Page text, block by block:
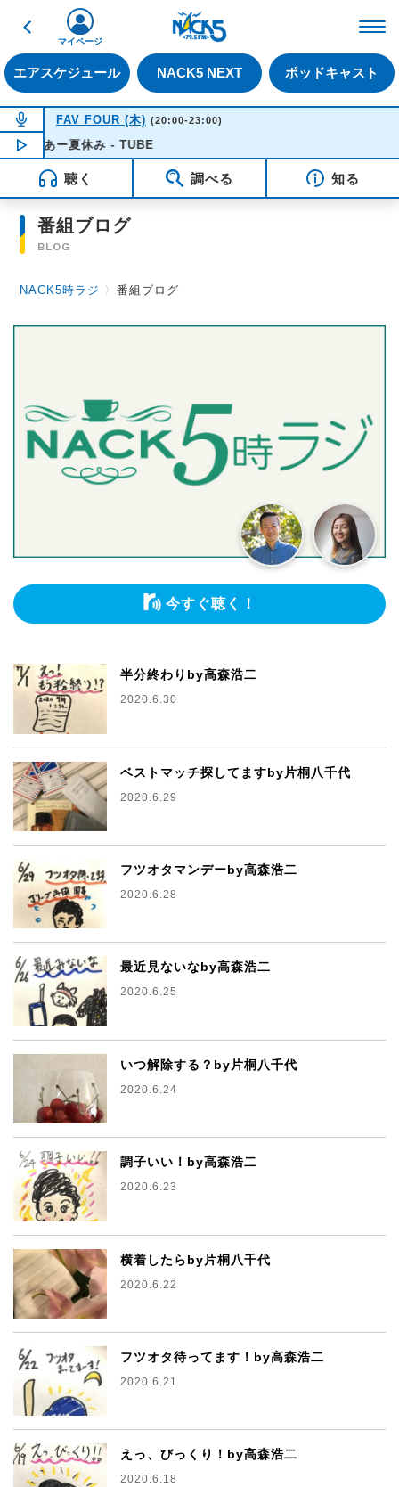
戻る
エアスケジュール NACK5 NEXT ポッドキャスト
マイページ
NOW ON AIR
FAV FOUR (木) (20:00-23:00)
NOW PLAYING20:50
あー夏休み - TUBE
聴く 調べる 知る
番組ブログ
BLOG
NACK5時ラジ 〉番組ブログ
今すぐ聴く！
半分終わりby高森浩二
2020.6.30
ベストマッチ探してますby片桐八千代
2020.6.29
フツオタマンデーby高森浩二
2020.6.28
最近見ないなby高森浩二
2020.6.25
いつ解除する？by片桐八千代
2020.6.24
調子いい！by高森浩二
2020.6.23
横着したらby片桐八千代
2020.6.22
フツオタ待ってます！by高森浩二
2020.6.21
えっ、びっくり！by高森浩二
2020.6.18